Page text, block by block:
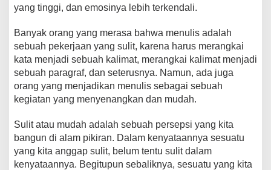
yang tinggi, dan emosinya lebih terkendali.
Banyak orang yang merasa bahwa menulis adalah
sebuah pekerjaan yang sulit, karena harus merangkai
kata menjadi sebuah kalimat, merangkai kalimat menjadi
sebuah paragraf, dan seterusnya. Namun, ada juga
orang yang menjadikan menulis sebagai sebuah
kegiatan yang menyenangkan dan mudah.
Sulit atau mudah adalah sebuah persepsi yang kita
bangun di alam pikiran. Dalam kenyataannya sesuatu
yang kita anggap sulit, belum tentu sulit dalam
kenyataannya. Begitupun sebaliknya, sesuatu yang kita